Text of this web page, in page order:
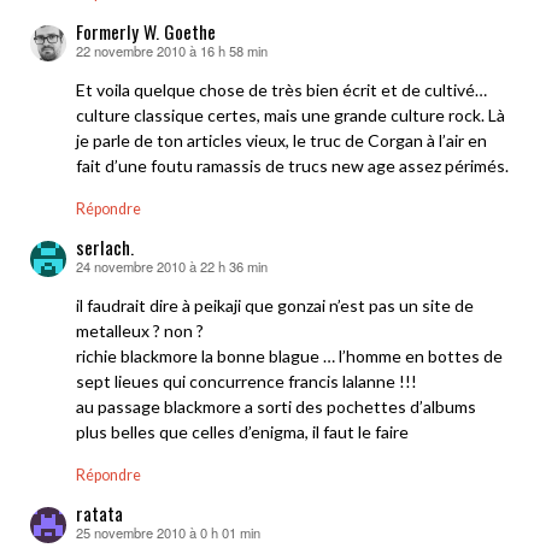
Formerly W. Goethe
dit :
22 novembre 2010 à 16 h 58 min
Et voila quelque chose de très bien écrit et de cultivé…
culture classique certes, mais une grande culture rock. Là
je parle de ton articles vieux, le truc de Corgan à l’air en
fait d’une foutu ramassis de trucs new age assez périmés.
Répondre
serlach.
dit :
24 novembre 2010 à 22 h 36 min
il faudrait dire à peikaji que gonzai n’est pas un site de
metalleux ? non ?
richie blackmore la bonne blague … l’homme en bottes de
sept lieues qui concurrence francis lalanne !!!
au passage blackmore a sorti des pochettes d’albums
plus belles que celles d’enigma, il faut le faire
Répondre
ratata
dit :
25 novembre 2010 à 0 h 01 min